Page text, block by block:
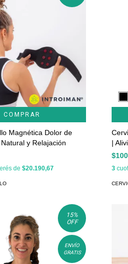
COMPRAR
Magnética Dolor de
y Relajación
de $20.190,67
|
3
15%
OFF
ENVÍO
GRATIS